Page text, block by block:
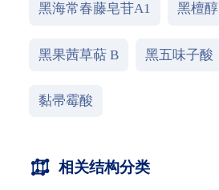
黑海常春藤皂苷A1 黑檀醇
黑果茜草萜 B 黑五味子酸
黏帚霉酸
相关结构分类